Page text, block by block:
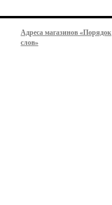
Адреса магазинов «Порядок
слов»